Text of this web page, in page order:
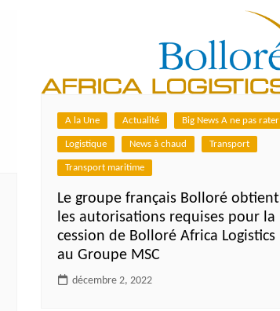
A la Une Actualité Big News A ne pas rater
Logistique News à chaud Transport
Transport maritime
Le groupe français Bolloré obtient
les autorisations requises pour la
cession de Bolloré Africa Logistics
au Groupe MSC
décembre 2, 2022